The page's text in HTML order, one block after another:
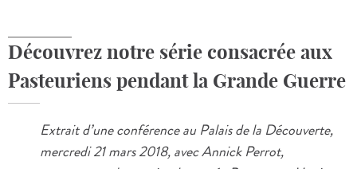
Découvrez notre série consacrée aux
Pasteuriens pendant la Grande Guerre
Extrait d’une conférence au Palais de la Découverte,
mercredi 21 mars 2018, avec Annick Perrot,